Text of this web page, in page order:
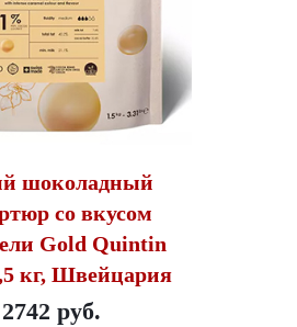
шоколадный
со вкусом
Gold Quintin
кг, Швейцария
2742 руб.